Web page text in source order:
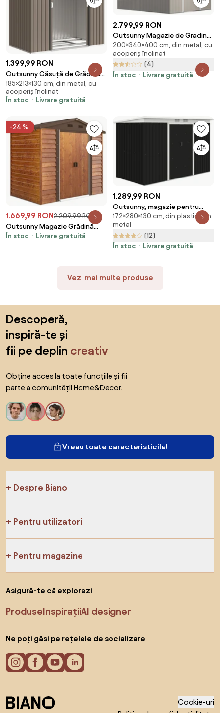
1.399,99 RON
Outsunny Căsuță de Grădină
pentru Unelte, 213x130x185 cm,
Maro | Aosom Romania
185×213×130 cm, din metal, cu
acoperiș înclinat
În stoc
Livrare gratuită
2.799,99 RON
Outsunny Magazie de Gradina
cu Usi Duble Glisante si
Acoperis Inclinat, Sopron de
Gradina din Otel si PP,
3.4x4x2m, Gri | Aosom Romania
200×340×400 cm, din metal, cu
acoperiș înclinat
(4)
În stoc
Livrare gratuită
-24 %
1.669,99 RON2.209,99 RON
Outsunny Magazie Grădină
Magazie Pentru Unelte Grădină
În stoc Livrare gratuită
1.289,99 RON
Outsunny, magazie pentru
scule de gradina, casuta de
gradina, sopron,
280x130x172cm, gri inchis |
AOSOM RO
172×280×130 cm, din plastic, din
metal
(12)
În stoc
Livrare gratuită
Vezi mai multe produse
Descoperă,
inspiră-te și
fii pe deplin creativ
Obține acces la toate funcțiile și fii
parte a comunității Home&Decor.
Vreau toate caracteristicile!
Despre Biano
Pentru utilizatori
Pentru magazine
Asigură-te că explorezi
ProduseInspirațiiAI designer
Ne poți găsi pe rețelele de socializare
Cookie-uri